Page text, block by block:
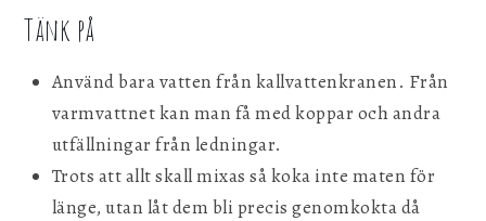
Tänk på
Använd bara vatten från kallvattenkranen. Från
varmvattnet kan man få med koppar och andra
utfällningar från ledningar.
Trots att allt skall mixas så koka inte maten för
länge, utan låt dem bli precis genomkokta då